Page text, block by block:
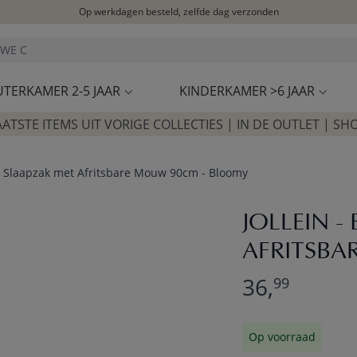
Op werkdagen besteld, zelfde dag verzonden
Klantbeoordelingen
4,27/5
2-5 JAAR KINDERKAMER >6 JAAR
ITEMS UIT VORIGE COLLECTIES | IN DE OUTLET |
Slaapzak met Afritsbare Mouw 90cm - Bloomy
JOLLEIN -
36,99
Op voorraad